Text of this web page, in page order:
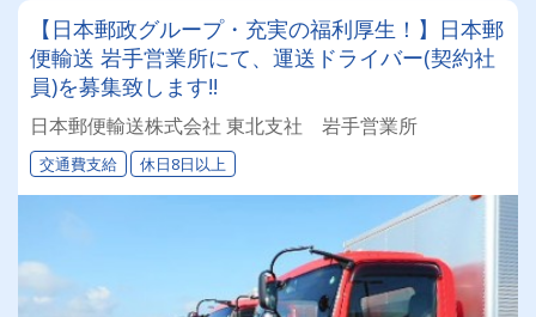
【日本郵政グループ・充実の福利厚生！】日本郵
便輸送 岩手営業所にて、運送ドライバー(契約社
員)を募集致します!!
日本郵便輸送株式会社 東北支社 岩手営業所
交通費支給 休日8日以上